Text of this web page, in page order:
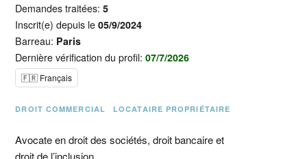
Demandes traitées:5
Inscrit(e) depuis le05/9/2024
Barreau: Paris
Dernière vérification du profil:07/7/2026
🇫🇷 Français
DROIT COMMERCIAL LOCATAIRE PROPRIÉTAIRE
Avocate en droit des sociétés, droit bancaire et
droit de l’inclusion.